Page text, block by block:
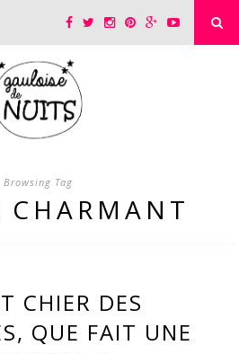
Browsing Tag
CHARMANT
CHIER DES
QUE FAIT UNE